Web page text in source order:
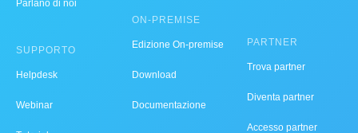
Parlano di noi
SUPPORTO
Helpdesk
Webinar
ON-PREMISE
Edizione On-premise
Download
Documentazione
PARTNER
Trova partner
Diventa partner
Accesso partner